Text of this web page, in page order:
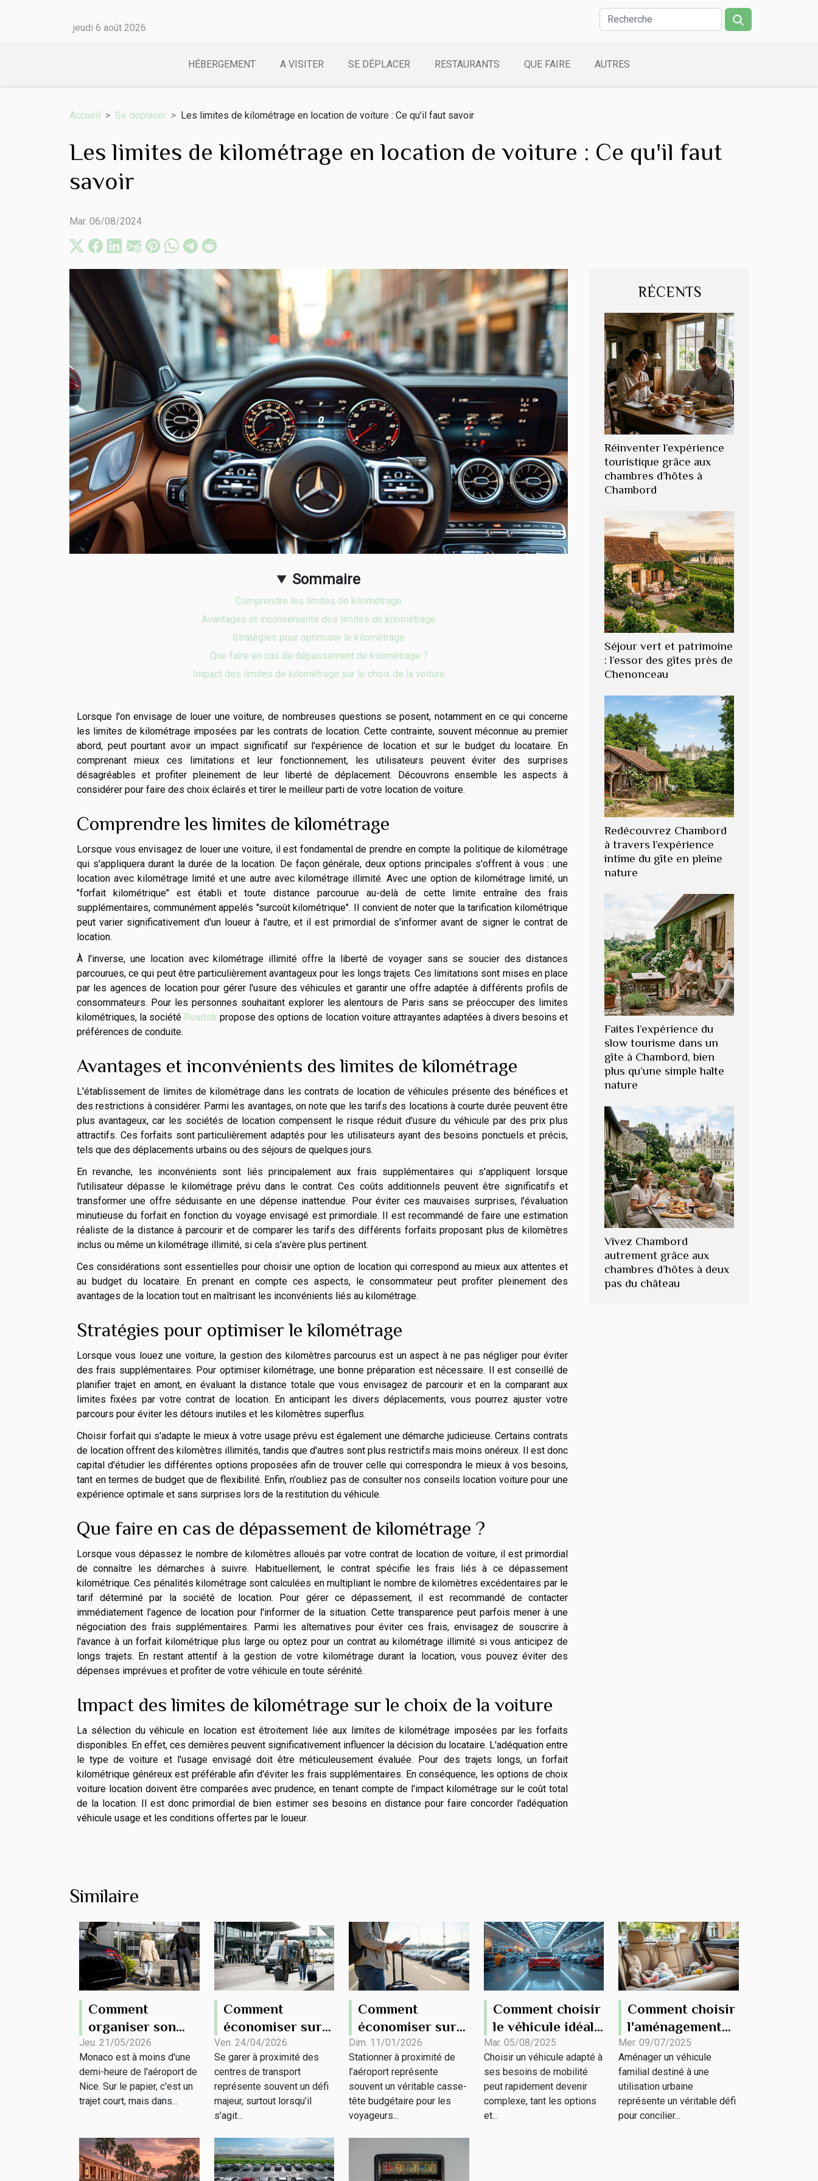
jeudi 6 août 2026
HÉBERGEMENT A VISITER SE DÉPLACER RESTAURANTS QUE FAIRE AUTRES
Accueil Se déplacer Les limites de kilométrage en location de voiture : Ce qu'il faut savoir
Les limites de kilométrage en location de voiture : Ce qu'il faut
savoir
Mar. 06/08/2024
Sommaire
Comprendre les limites de kilométrage
Avantages et inconvénients des limites de kilométrage
Stratégies pour optimiser le kilométrage
Que faire en cas de dépassement de kilométrage ?
Impact des limites de kilométrage sur le choix de la voiture
Lorsque l'on envisage de louer une voiture, de nombreuses questions se posent, notamment en ce qui concerne
les limites de kilométrage imposées par les contrats de location. Cette contrainte, souvent méconnue au premier
abord, peut pourtant avoir un impact significatif sur l'expérience de location et sur le budget du locataire. En
comprenant mieux ces limitations et leur fonctionnement, les utilisateurs peuvent éviter des surprises
désagréables et profiter pleinement de leur liberté de déplacement. Découvrons ensemble les aspects à
considérer pour faire des choix éclairés et tirer le meilleur parti de votre location de voiture.
Comprendre les limites de kilométrage
Lorsque vous envisagez de louer une voiture, il est fondamental de prendre en compte la politique de kilométrage
qui s'appliquera durant la durée de la location. De façon générale, deux options principales s'offrent à vous : une
location avec kilométrage limité et une autre avec kilométrage illimité. Avec une option de kilométrage limité, un
"forfait kilométrique" est établi et toute distance parcourue au-delà de cette limite entraîne des frais
supplémentaires, communément appelés "surcoût kilométrique". Il convient de noter que la tarification kilométrique
peut varier significativement d'un loueur à l'autre, et il est primordial de s'informer avant de signer le contrat de
location.
À l'inverse, une location avec kilométrage illimité offre la liberté de voyager sans se soucier des distances
parcourues, ce qui peut être particulièrement avantageux pour les longs trajets. Ces limitations sont mises en place
par les agences de location pour gérer l'usure des véhicules et garantir une offre adaptée à différents profils de
consommateurs. Pour les personnes souhaitant explorer les alentours de Paris sans se préoccuper des limites
kilométriques, la société Roadstr propose des options de location voiture attrayantes adaptées à divers besoins et
préférences de conduite.
Avantages et inconvénients des limites de kilométrage
L'établissement de limites de kilométrage dans les contrats de location de véhicules présente des bénéfices et
des restrictions à considérer. Parmi les avantages, on note que les tarifs des locations à courte durée peuvent être
plus avantageux, car les sociétés de location compensent le risque réduit d'usure du véhicule par des prix plus
attractifs. Ces forfaits sont particulièrement adaptés pour les utilisateurs ayant des besoins ponctuels et précis,
tels que des déplacements urbains ou des séjours de quelques jours.
En revanche, les inconvénients sont liés principalement aux frais supplémentaires qui s'appliquent lorsque
l'utilisateur dépasse le kilométrage prévu dans le contrat. Ces coûts additionnels peuvent être significatifs et
transformer une offre séduisante en une dépense inattendue. Pour éviter ces mauvaises surprises, l'évaluation
minutieuse du forfait en fonction du voyage envisagé est primordiale. Il est recommandé de faire une estimation
réaliste de la distance à parcourir et de comparer les tarifs des différents forfaits proposant plus de kilomètres
inclus ou même un kilométrage illimité, si cela s'avère plus pertinent.
Ces considérations sont essentielles pour choisir une option de location qui correspond au mieux aux attentes et
au budget du locataire. En prenant en compte ces aspects, le consommateur peut profiter pleinement des
avantages de la location tout en maîtrisant les inconvénients liés au kilométrage.
Stratégies pour optimiser le kilométrage
Lorsque vous louez une voiture, la gestion des kilomètres parcourus est un aspect à ne pas négliger pour éviter
des frais supplémentaires. Pour optimiser kilométrage, une bonne préparation est nécessaire. Il est conseillé de
planifier trajet en amont, en évaluant la distance totale que vous envisagez de parcourir et en la comparant aux
limites fixées par votre contrat de location. En anticipant les divers déplacements, vous pourrez ajuster votre
parcours pour éviter les détours inutiles et les kilomètres superflus.
Choisir forfait qui s'adapte le mieux à votre usage prévu est également une démarche judicieuse. Certains contrats
de location offrent des kilomètres illimités, tandis que d'autres sont plus restrictifs mais moins onéreux. Il est donc
capital d'étudier les différentes options proposées afin de trouver celle qui correspondra le mieux à vos besoins,
tant en termes de budget que de flexibilité. Enfin, n'oubliez pas de consulter nos conseils location voiture pour une
expérience optimale et sans surprises lors de la restitution du véhicule.
Que faire en cas de dépassement de kilométrage ?
Lorsque vous dépassez le nombre de kilomètres alloués par votre contrat de location de voiture, il est primordial
de connaître les démarches à suivre. Habituellement, le contrat spécifie les frais liés à ce dépassement
kilométrique. Ces pénalités kilométrage sont calculées en multipliant le nombre de kilomètres excédentaires par le
tarif déterminé par la société de location. Pour gérer ce dépassement, il est recommandé de contacter
immédiatement l'agence de location pour l'informer de la situation. Cette transparence peut parfois mener à une
négociation des frais supplémentaires. Parmi les alternatives pour éviter ces frais, envisagez de souscrire à
l'avance à un forfait kilométrique plus large ou optez pour un contrat au kilométrage illimité si vous anticipez de
longs trajets. En restant attentif à la gestion de votre kilométrage durant la location, vous pouvez éviter des
dépenses imprévues et profiter de votre véhicule en toute sérénité.
Impact des limites de kilométrage sur le choix de la voiture
La sélection du véhicule en location est étroitement liée aux limites de kilométrage imposées par les forfaits
disponibles. En effet, ces dernières peuvent significativement influencer la décision du locataire. L'adéquation entre
le type de voiture et l'usage envisagé doit être méticuleusement évaluée. Pour des trajets longs, un forfait
kilométrique généreux est préférable afin d'éviter les frais supplémentaires. En conséquence, les options de choix
voiture location doivent être comparées avec prudence, en tenant compte de l'impact kilométrage sur le coût total
de la location. Il est donc primordial de bien estimer ses besoins en distance pour faire concorder l'adéquation
véhicule usage et les conditions offertes par le loueur.
RÉCENTS
Réinventer l’expérience
touristique grâce aux
chambres d’hôtes à
Chambord
Séjour vert et patrimoine
: l’essor des gîtes près de
Chenonceau
Redécouvrez Chambord
à travers l’expérience
intime du gîte en pleine
nature
Faites l’expérience du
slow tourisme dans un
gîte à Chambord, bien
plus qu’une simple halte
nature
Vivez Chambord
autrement grâce aux
chambres d’hôtes à deux
pas du château
Similaire
Comment
organiser son
transfert de
l’aéroport de
Nice à Monaco ?
Jeu. 21/05/2026
Monaco est à moins d'une
demi-heure de l'aéroport de
Nice. Sur le papier, c'est un
trajet court, mais dans...
Comment
économiser sur
le stationnement
près des centres
de transport ?
Ven. 24/04/2026
Se garer à proximité des
centres de transport
représente souvent un défi
majeur, surtout lorsqu’il
s’agit...
Comment
économiser sur
les frais de
stationnement à
l'aéroport de
Lyon
Dim. 11/01/2026
Stationner à proximité de
l’aéroport représente
souvent un véritable casse-
tête budgétaire pour les
voyageurs...
Comment choisir
le véhicule idéal
pour vos besoins
de mobilité?
Mar. 05/08/2025
Choisir un véhicule adapté à
ses besoins de mobilité
peut rapidement devenir
complexe, tant les options
et...
Comment choisir
l'aménagement
optimal pour un
véhicule familial
et urbain ?
Mer. 09/07/2025
Aménager un véhicule
familial destiné à une
utilisation urbaine
représente un véritable défi
pour concilier...